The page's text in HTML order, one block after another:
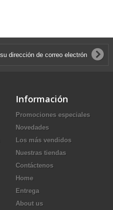
Información
Promociones especiales
Novedades
Los más vendidos
Nuestras tiendas
Contáctenos
Home
Entrega
About us